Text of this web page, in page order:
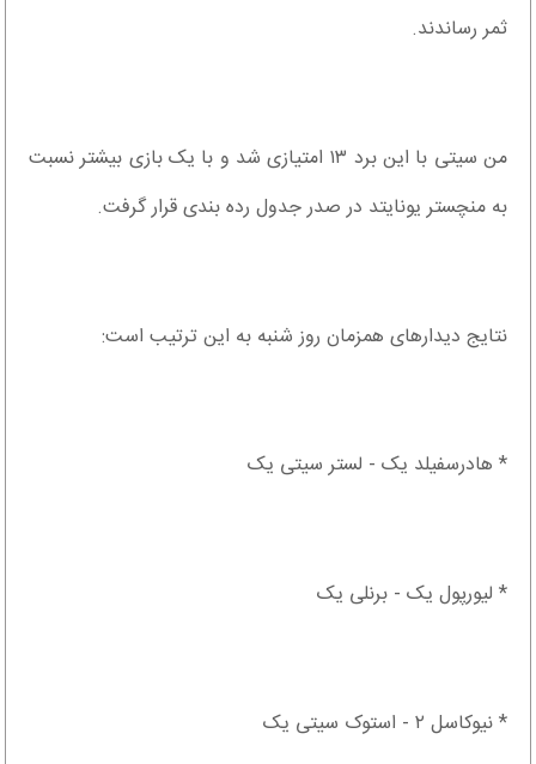
ثمر رساندند.
من سیتی با این برد ۱۳ امتیازی شد و با یک بازی بیشتر نسبت
به منچستر یونایتد در صدر جدول رده بندی قرار گرفت.
نتایج دیدارهای همزمان روز شنبه به این ترتیب است:
* هادرسفیلد یک - لستر سیتی یک
* لیورپول یک - برنلی یک
* نیوکاسل ۲ - استوک سیتی یک